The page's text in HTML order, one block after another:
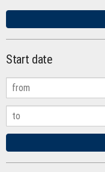
Start date